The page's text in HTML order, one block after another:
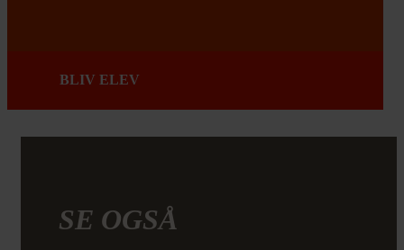
BLIV ELEV
SE OGSÅ